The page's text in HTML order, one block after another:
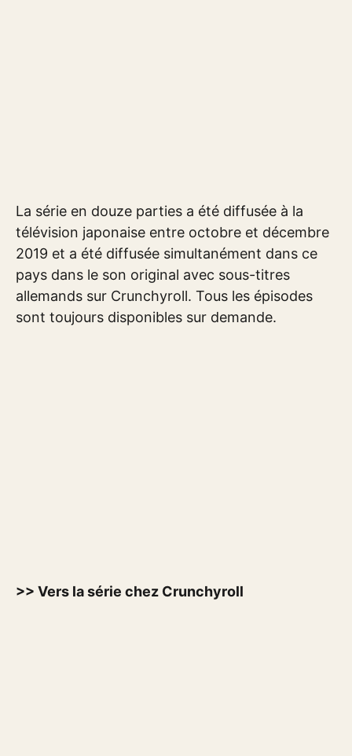
La série en douze parties a été diffusée à la
télévision japonaise entre octobre et décembre
2019 et a été diffusée simultanément dans ce
pays dans le son original avec sous-titres
allemands sur Crunchyroll. Tous les épisodes
sont toujours disponibles sur demande.
>> Vers la série chez Crunchyroll